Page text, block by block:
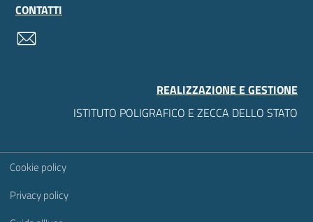
CONTATTI
REALIZZAZIONE E GESTIONE
ISTITUTO POLIGRAFICO E ZECCA DELLO STATO
Sezione Link Utili
Cookie policy
Privacy policy